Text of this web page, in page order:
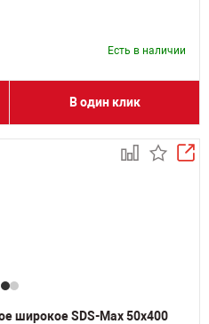
Есть в наличии
В один клик
широкое SDS-Max 50х400